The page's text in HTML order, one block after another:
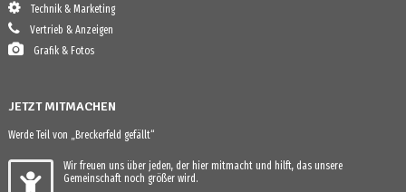
Technik & Marketing
Vertrieb & Anzeigen
Grafik & Fotos
JETZT MITMACHEN
Werde Teil von „Breckerfeld gefällt“
Wir freuen uns über jeden, der hier mitmacht und hilft, das unsere
Gemeinschaft noch größer wird.